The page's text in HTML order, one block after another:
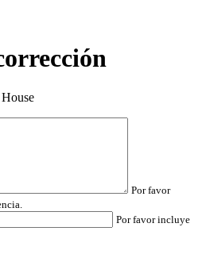
Por favor
Por favor incluye